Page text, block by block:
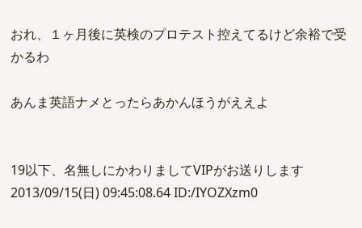
おれ、１ヶ月後に英検のプロテスト控えてるけど余裕で受
かるわ
あんま英語ナメとったらあかんほうがええよ
19以下、名無しにかわりましてVIPがお送りします
2013/09/15(日) 09:45:08.64 ID:/IYOZXzm0